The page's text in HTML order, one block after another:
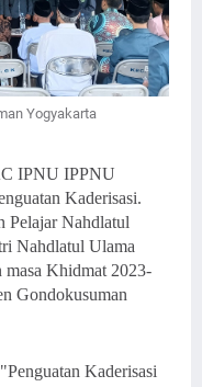
Yogyakarta
IPNU IPPNU
Kaderisasi.
Pelajar Nahdlatul
Nahdlatul Ulama
Khidmat 2023-
Gondokusuman
Kaderisasi